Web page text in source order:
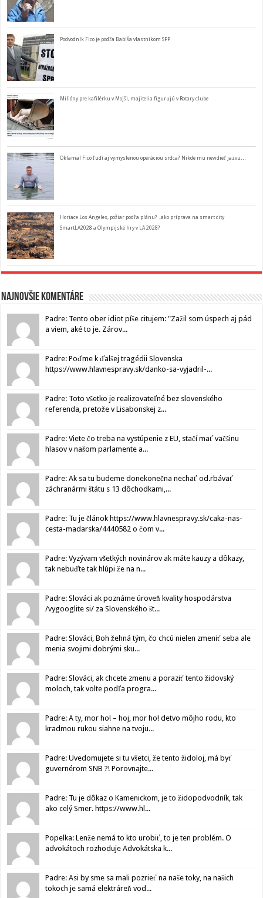
Podvodník Fico je podľa Babiša vlastníkom SPP
Milióny pre kafilérku v Mojši, majitelia figurujú v Rotary clube
Oklamal Fico ľudí aj vymyslenou operáciou srdca? Nikde mu nevidieť jazvu…
Horiace Los Angeles, požiar podľa plánu? ..ako príprava na smart city
SmartLA2028 a Olympijské hry v LA 2028?
Najnovšie komentáre
Padre: Tento ober idiot píše citujem: "Zažil som úspech aj pád
a viem, aké to je. Zárov...
Padre: Poďme k ďalšej tragédii Slovenska
https://www.hlavnespravy.sk/danko-sa-vyjadril-...
Padre: Toto všetko je realizovateľné bez slovenského
referenda, pretože v Lisabonskej z...
Padre: Viete čo treba na vystúpenie z EU, stačí mať väčšinu
hlasov v našom parlamente a...
Padre: Ak sa tu budeme donekonečna nechať od.rbávať
záchranármi štátu s 13 dôchodkami,...
Padre: Tu je článok https://www.hlavnespravy.sk/caka-nas-
cesta-madarska/4440582 o čom v...
Padre: Vyzývam všetkých novinárov ak máte kauzy a dôkazy,
tak nebuďte tak hlúpi že na n...
Padre: Slováci ak poznáme úroveň kvality hospodárstva
/vygooglite si/ za Slovenského št...
Padre: Slováci, Boh žehná tým, čo chcú nielen zmeniť seba ale
menia svojimi dobrými sku...
Padre: Slováci, ak chcete zmenu a poraziť tento židovský
moloch, tak volte podľa progra...
Padre: A ty, mor ho! – hoj, mor ho! detvo môjho rodu, kto
kradmou rukou siahne na tvoju...
Padre: Uvedomujete si tu všetci, že tento židoloj, má byť
guvernérom SNB ?! Porovnajte...
Padre: Tu je dôkaz o Kamenickom, je to židopodvodník, tak
ako celý Smer. https://www.hl...
Popelka: Lenže nemá to kto urobiť, to je ten problém. O
advokátoch rozhoduje Advokátska k...
Padre: Asi by sme sa mali pozrieť na naše toky, na našich
tokoch je samá elektráreň vod...